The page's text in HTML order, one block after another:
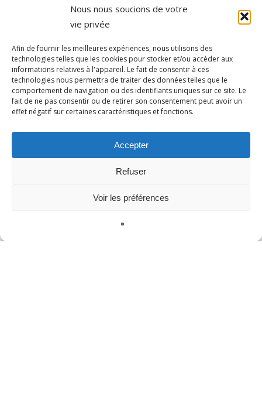
Nous nous soucions de votre
vie privée
Afin de fournir les meilleures expériences, nous utilisons des
technologies telles que les cookies pour stocker et/ou accéder aux
informations relatives à l'appareil. Le fait de consentir à ces
technologies nous permettra de traiter des données telles que le
comportement de navigation ou des identifiants uniques sur ce site. Le
fait de ne pas consentir ou de retirer son consentement peut avoir un
effet négatif sur certaines caractéristiques et fonctions.
Accepter
Refuser
Voir les préférences
Non classé
Formation militaire à la RV
Formation de la police à la RV
VR Technology